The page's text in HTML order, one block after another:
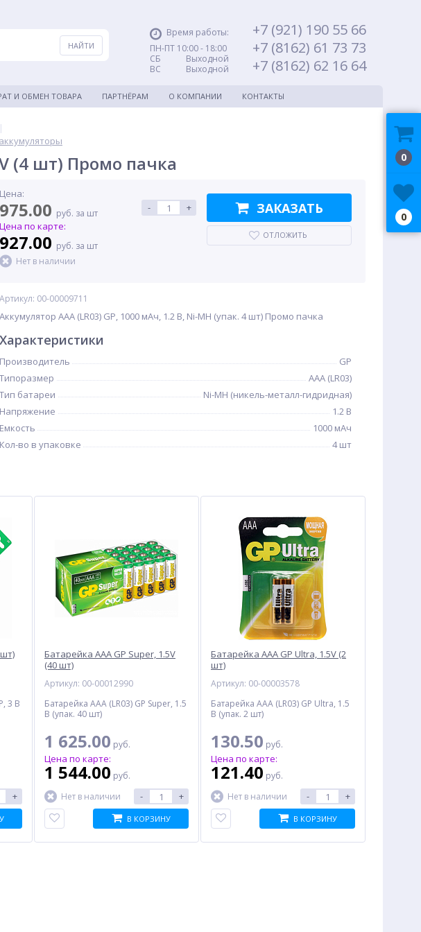
Время работы:
ПН-ПТ 10:00 - 18:00
СБ Выходной
ВС Выходной
+7 (921) 190 55 66
+7 (8162) 61 73 73
+7 (8162) 62 16 64
И ОБМЕН ТОВАРА ПАРТНЁРАМ О КОМПАНИИ КОНТАКТЫ
|
(4 шт) Промо пачка
Цена:
975.00 руб. за шт
Цена по карте:
927.00 руб. за шт
Нет в наличии
- + ЗАКАЗАТЬ
ОТЛОЖИТЬ
Артикул: 00-00009711
Аккумулятор AAA (LR03) GP, 1000 мАч, 1.2 В, Ni-MH (упак. 4 шт) Промо пачка
Характеристики
Производитель
GP
Типоразмер
AAA (LR03)
Тип батареи
Ni-MH (никель-металл-гидридная)
Напряжение
1.2 В
Емкость
1000 мАч
Кол-во в упаковке
4 шт
3 В
+
Батарейка AAA GP Super, 1.5V
(40 шт)
Артикул: 00-00012990
Батарейка AAA (LR03) GP Super, 1.5
В (упак. 40 шт)
1 625.00 руб.
Цена по карте:
1 544.00 руб.
Нет в наличии
- +
В КОРЗИНУ
Батарейка AAA GP Ultra, 1.5V (2
шт)
Артикул: 00-00003578
Батарейка AAA (LR03) GP Ultra, 1.5
В (упак. 2 шт)
130.50 руб.
Цена по карте:
121.40 руб.
Нет в наличии
- +
В КОРЗИНУ
0
0